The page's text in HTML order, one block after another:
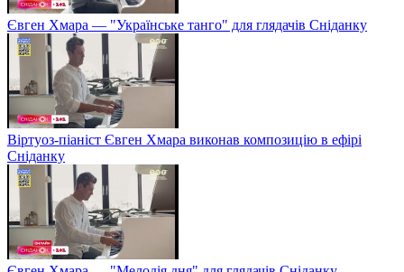
Євген Хмара — "Українське танго" для глядачів Сніданку
Віртуоз-піаніст Євген Хмара виконав композицію в ефірі
Сніданку